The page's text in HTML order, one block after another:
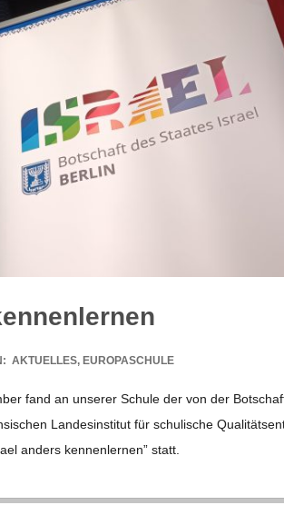
AKTUELLES, EUROPASCHULE
fand an unse­rer Schule der von der
Lan­des­in­sti­tut für schu­li­sche
anders ken­nen­ler­nen” statt.